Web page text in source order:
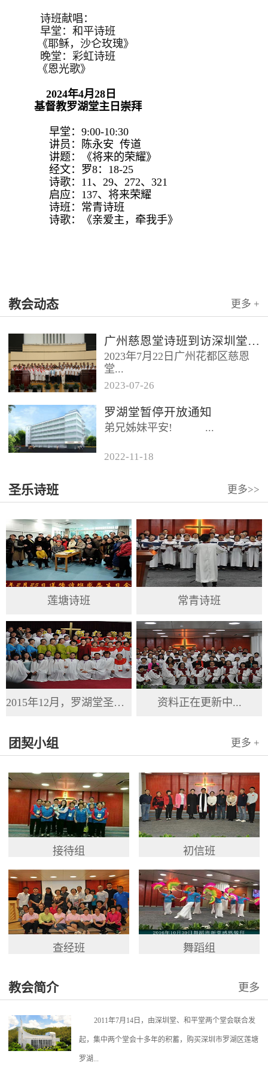
诗班献唱：
早堂：和平诗班
《耶稣，沙仑玫瑰》
晚堂：彩虹诗班
《恩光歌》
2024年4月28日
基督教罗湖堂主日崇拜
早堂：9:00-10:30
讲员：陈永安 传道
讲题：《将来的荣耀》
经文：罗8：18-25
诗歌：11、29、272、321
启应：137、将来荣耀
诗班：常青诗班
诗歌：《亲爱主，牵我手》
教会动态 更多 +
广州慈恩堂诗班到访深圳堂、和平堂
2023年7月22日广州花都区慈恩
堂...
联合诗班在叶海莲牧师的带领
下，先后到访基督教和平堂、深
圳堂。 上午和平堂教...
2023-07-26
罗湖堂暂停开放通知
弟兄姊妹平安! ...
2022-11-18
圣乐诗班 更多>>
莲塘诗班 常青诗班
2015年12月，罗湖堂圣诞节 资料正在更新中...
团契小组 更多 +
接待组 初信班
查经班 舞蹈组
教会简介 更多
2011年7月14日，由深圳堂、和平堂两个堂会联合发
起，集中两个堂会十多年的积蓄，购买深圳市罗湖区莲塘
罗湖...